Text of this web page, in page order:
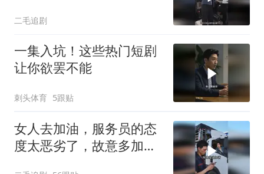
二毛追剧
一集入坑！这些热门短剧
让你欲罢不能
刺头体育 5跟贴
女人去加油，服务员的态
度太恶劣了，故意多加油